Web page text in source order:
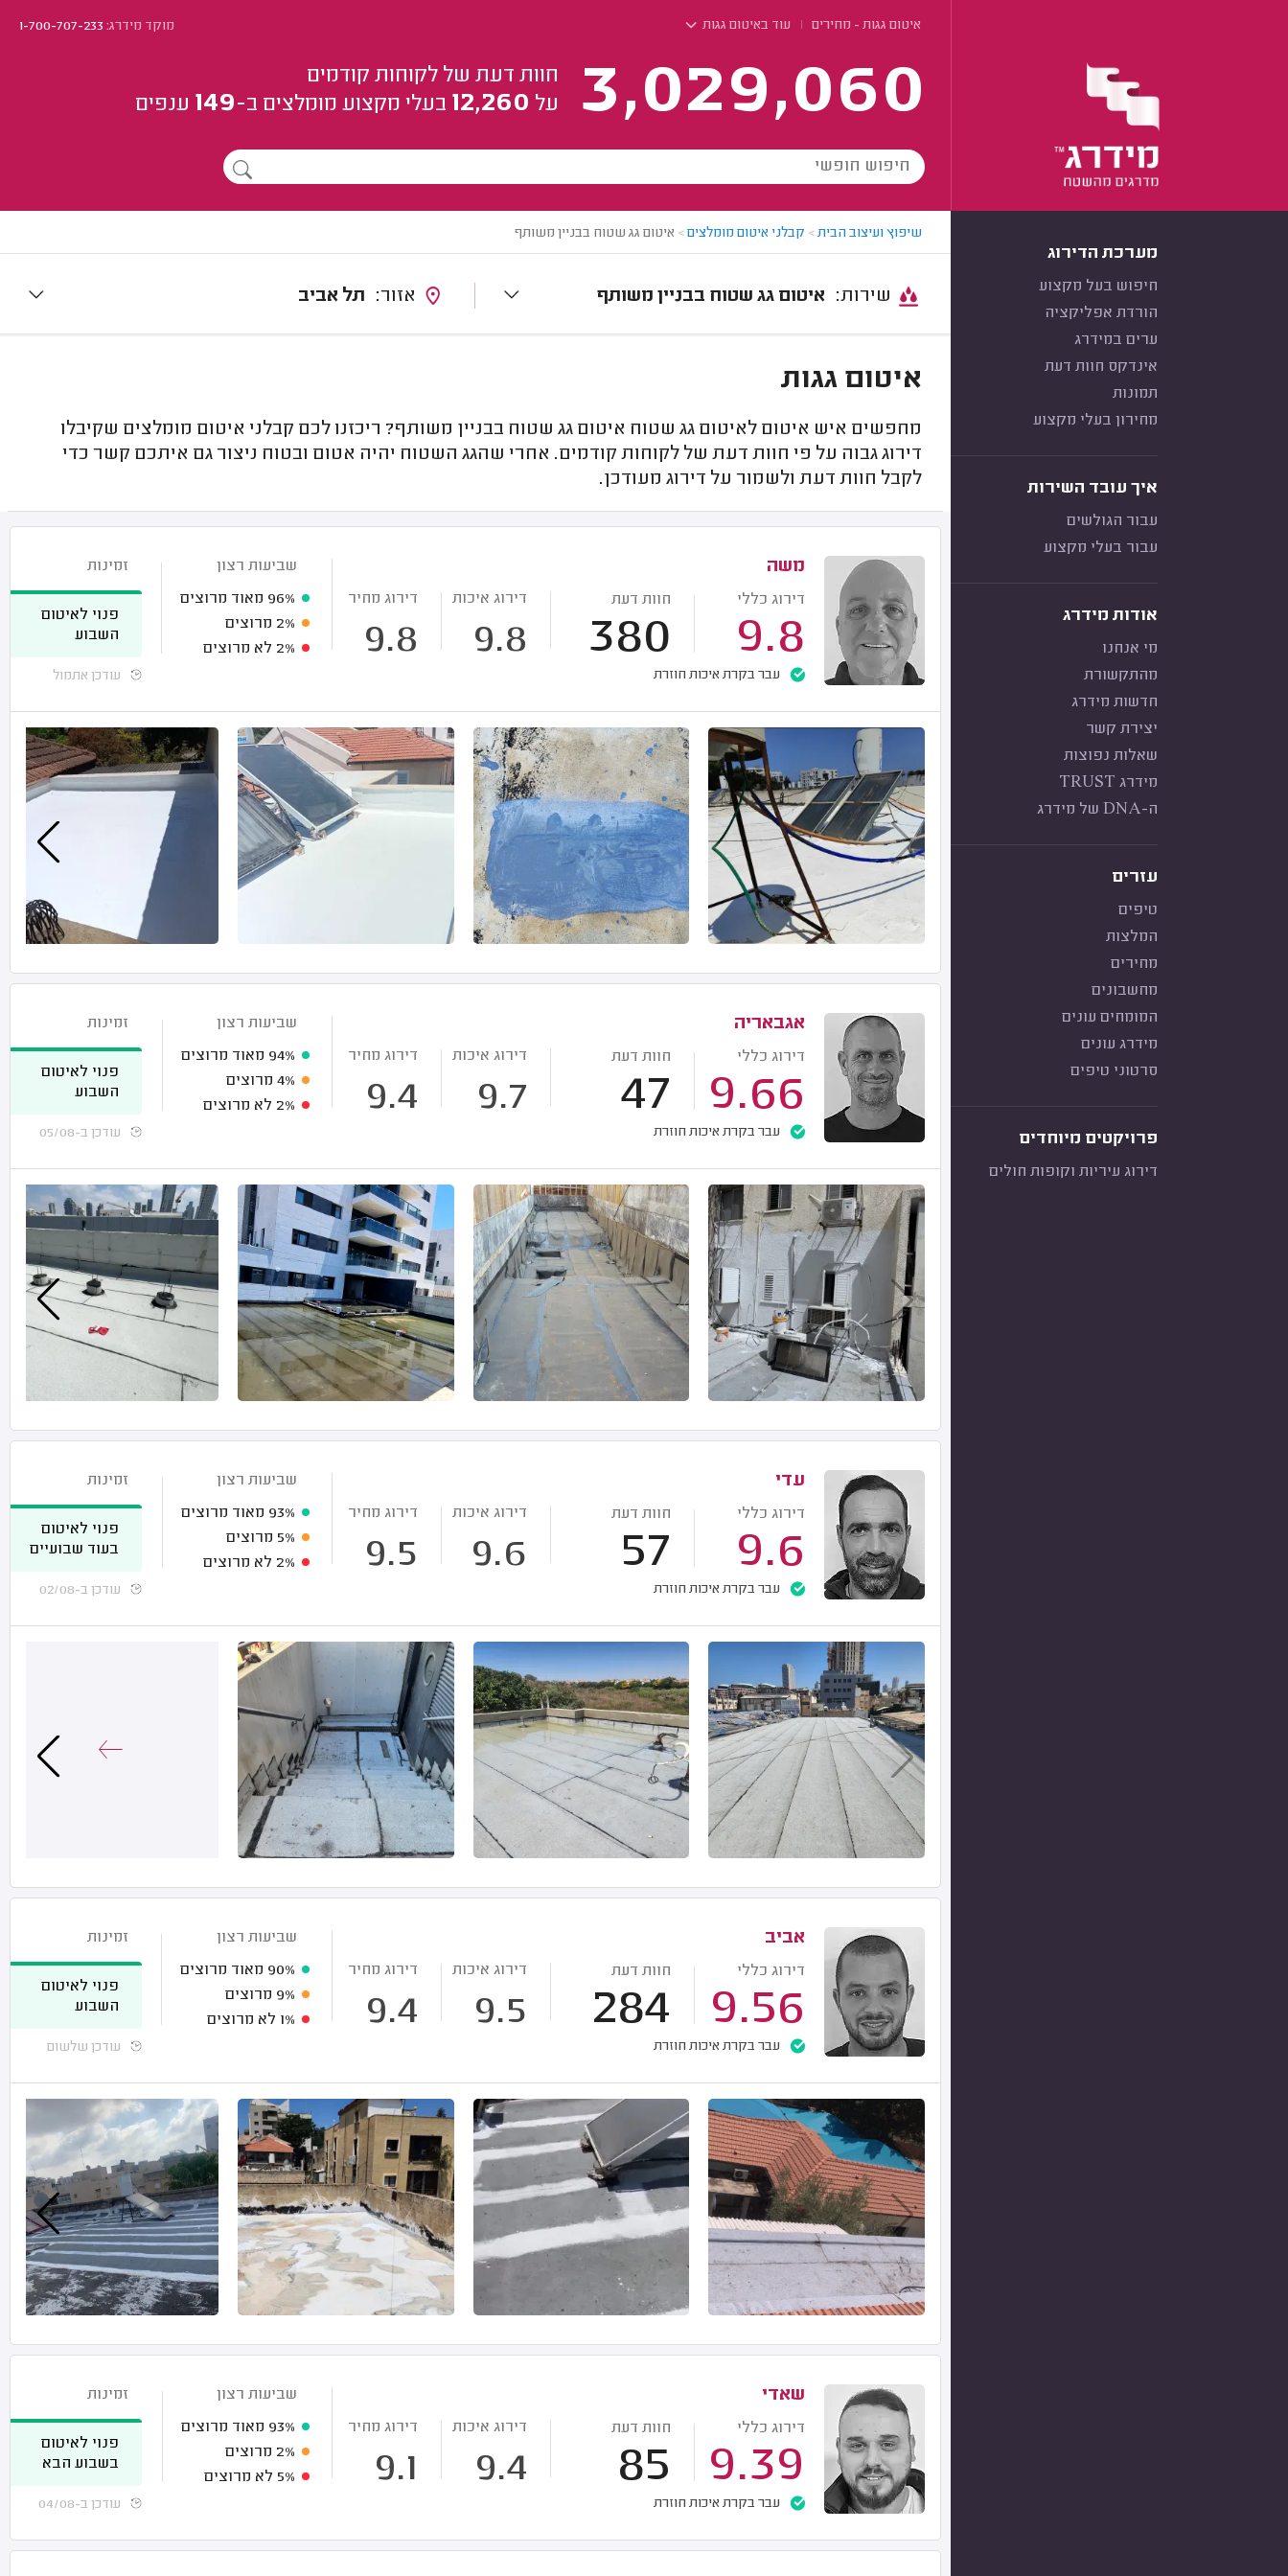
איטום גגות - מחירים עוד באיטום גגות מוקד מידרג:1-700-707-233
3,029,060
חוות דעת של לקוחות קודמים
על 12,260 בעלי מקצוע מומלצים ב-149 ענפים
מערכת הדירוג
חיפוש בעל מקצוע
הורדת אפליקציה
ערים במידרג
אינדקס חוות דעת
תמונות
מחירון בעלי מקצוע
איך עובד השירות
עבור הגולשים
עבור בעלי מקצוע
אודות מידרג
מי אנחנו
מהתקשורת
חדשות מידרג
יצירת קשר
שאלות נפוצות
מידרג TRUST
ה-DNA של מידרג
עזרים
טיפים
המלצות
מחירים
מחשבונים
המומחים עונים
מידרג עונים
סרטוני טיפים
פרויקטים מיוחדים
דירוג עיריות וקופות חולים
שיפוץ ועיצוב הבית> קבלני איטום מומלצים> איטום גג שטוח בבניין משותף
איטום גג שטוח בבניין משותף תל אביב
איטום גגות
מחפשים איש איטום לאיטום גג שטוח איטום גג שטוח בבניין משותף? ריכזנו לכם קבלני איטום מומלצים שקיבלו
דירוג גבוה על פי חוות דעת של לקוחות קודמים. אחרי שהגג השטוח יהיה אטום ובטוח ניצור גם איתכם קשר כדי
לקבל חוות דעת ולשמור על דירוג מעודכן.
משה
דירוג כללי
9.8
חוות דעת
380
דירוג איכות
9.8
דירוג מחיר
9.8
עבר בקרת איכות חוזרת
שביעות רצון
96% מאוד מרוצים
2% מרוצים
2% לא מרוצים
זמינות
פנוי לאיטום
השבוע
עודכן אתמול
אגבאריה
דירוג כללי
9.66
חוות דעת
47
דירוג איכות
9.7
דירוג מחיר
9.4
עבר בקרת איכות חוזרת
שביעות רצון
94% מאוד מרוצים
4% מרוצים
2% לא מרוצים
זמינות
פנוי לאיטום
השבוע
עודכן ב-05/08
עדי
דירוג כללי
9.6
חוות דעת
57
דירוג איכות
9.6
דירוג מחיר
9.5
עבר בקרת איכות חוזרת
שביעות רצון
93% מאוד מרוצים
5% מרוצים
2% לא מרוצים
זמינות
פנוי לאיטום
בעוד שבועיים
עודכן ב-02/08
אביב
דירוג כללי
9.56
חוות דעת
284
דירוג איכות
9.5
דירוג מחיר
9.4
עבר בקרת איכות חוזרת
שביעות רצון
90% מאוד מרוצים
9% מרוצים
1% לא מרוצים
זמינות
פנוי לאיטום
השבוע
עודכן שלשום
שאדי
דירוג כללי
9.39
חוות דעת
85
דירוג איכות
9.4
דירוג מחיר
9.1
עבר בקרת איכות חוזרת
שביעות רצון
93% מאוד מרוצים
2% מרוצים
5% לא מרוצים
זמינות
פנוי לאיטום
בשבוע הבא
עודכן ב-04/08